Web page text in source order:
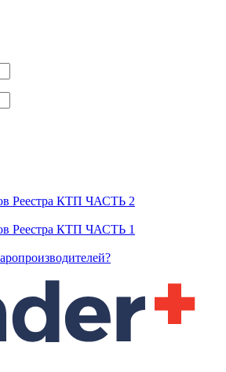
Реестра КТП ЧАСТЬ 2
Реестра КТП ЧАСТЬ 1